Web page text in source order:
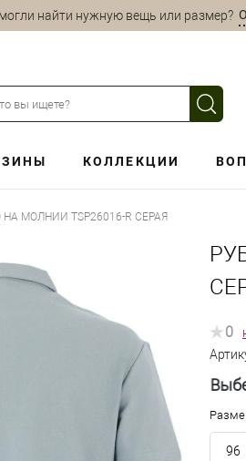
найти нужную вещь или размер?
КОЛЛЕКЦИИ
МОЛНИИ TSP26016-R СЕРАЯ
0
96